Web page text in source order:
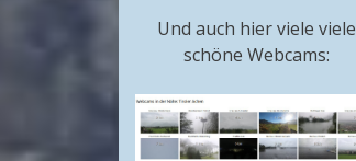
Und auch hier viele viele
schöne Webcams: